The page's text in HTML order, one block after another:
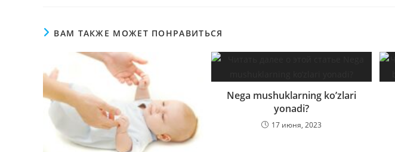
ВАМ ТАКЖЕ МОЖЕТ ПОНРАВИТЬСЯ
Nega mushuklarning ko’zlari
yonadi?
17 июня, 2023